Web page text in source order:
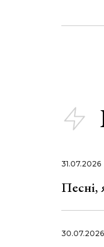
31.07.2026
Песні,
30.07.2026